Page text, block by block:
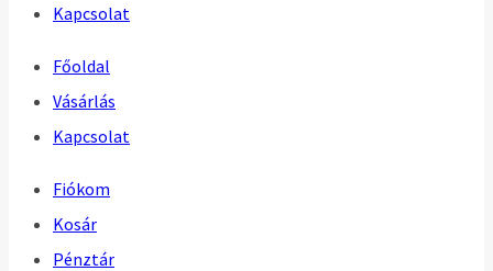
Kapcsolat
Főoldal
Vásárlás
Kapcsolat
Fiókom
Kosár
Pénztár